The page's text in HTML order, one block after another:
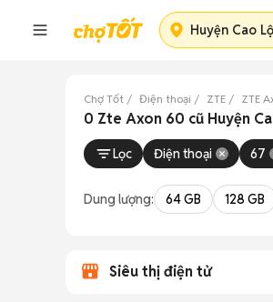
Huyện Cao
Chợ Tốt Điện thoại ZTE ZTE
0 Zte Axon 60 cũ Huyện
Lọc Điện thoại 67
Dung lượng: 64 GB 128 GB
Siêu thị điện tử